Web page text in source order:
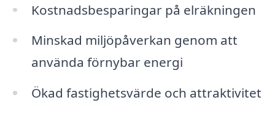
Kostnadsbesparingar på elräkningen
Minskad miljöpåverkan genom att
använda förnybar energi
Ökad fastighetsvärde och attraktivitet